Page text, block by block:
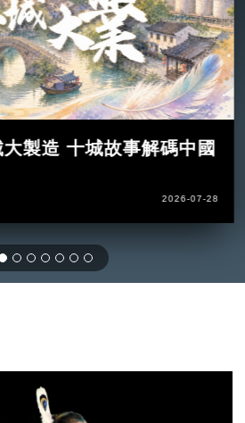
製造 十城故事解碼中國
2026-07-28